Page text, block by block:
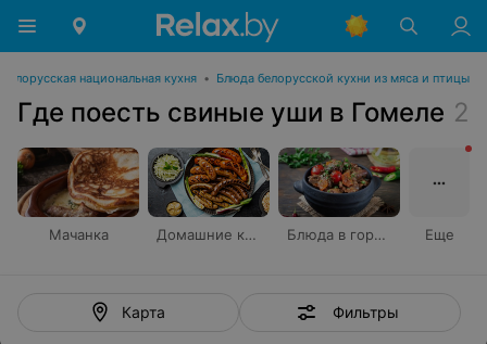
Белорусская национальная кухня • Блюда белорусской кухни из мяса и птицы
Где поесть свиные уши в Гомеле 2
Мачанка Домашние колбаски Блюда в горшочке Еще
Карта Фильтры